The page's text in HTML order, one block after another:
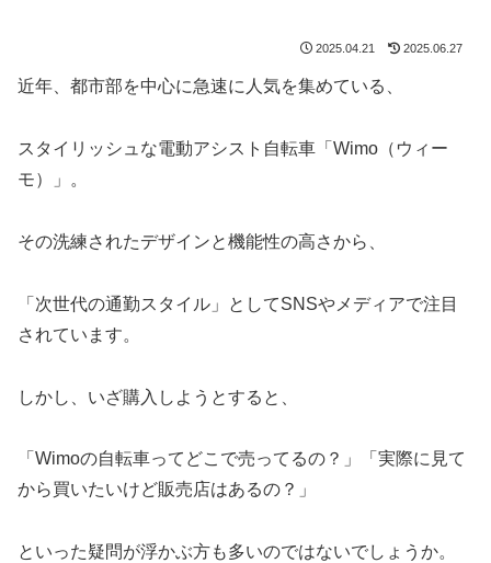
2025.04.21 2025.06.27
近年、都市部を中心に急速に人気を集めている、
スタイリッシュな電動アシスト自転車「Wimo（ウィー
モ）」。
その洗練されたデザインと機能性の高さから、
「次世代の通勤スタイル」としてSNSやメディアで注目
されています。
しかし、いざ購入しようとすると、
「Wimoの自転車ってどこで売ってるの？」「実際に見て
から買いたいけど販売店はあるの？」
といった疑問が浮かぶ方も多いのではないでしょうか。